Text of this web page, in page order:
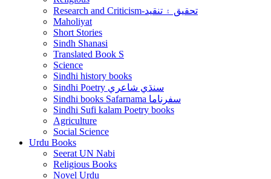
Research and Criticism-تحقيق ۽ تنقيد
Maholiyat
Short Stories
Sindh Shanasi
Translated Book S
Science
Sindhi history books
Sindhi Poetry سنڌي شاعري
Sindhi books Safarnama سفرناما
Sindhi Sufi kalam Poetry books
Agriculture
Social Science
Urdu Books
Seerat UN Nabi
Religious Books
Novel Urdu